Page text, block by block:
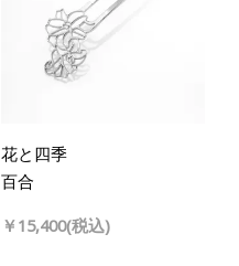
花と四季
百合
￥15,400(税込)